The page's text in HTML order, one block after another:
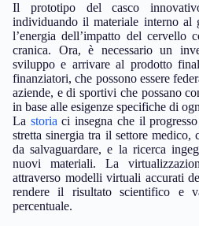
Il prototipo del casco
individuando il materiale interno al
l’energia dell’impatto del cervello
cranica. Ora, è necessario un
sviluppo e arrivare al prodotto
finanziatori, che possono essere
aziende, e di sportivi che possano
in base alle esigenze specifiche di
La storia ci insegna che il
stretta sinergia tra il settore medico,
da salvaguardare, e la ricerca
nuovi materiali. La
attraverso modelli virtuali accurati
rendere il risultato scientifico e
percentuale.